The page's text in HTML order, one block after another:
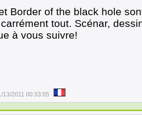
Border of the black hole
tout. Scénar,
à vous suivre!
13/2011 00:33:05